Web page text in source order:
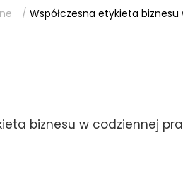
/ Współczesna etykieta
biznesu w codziennej